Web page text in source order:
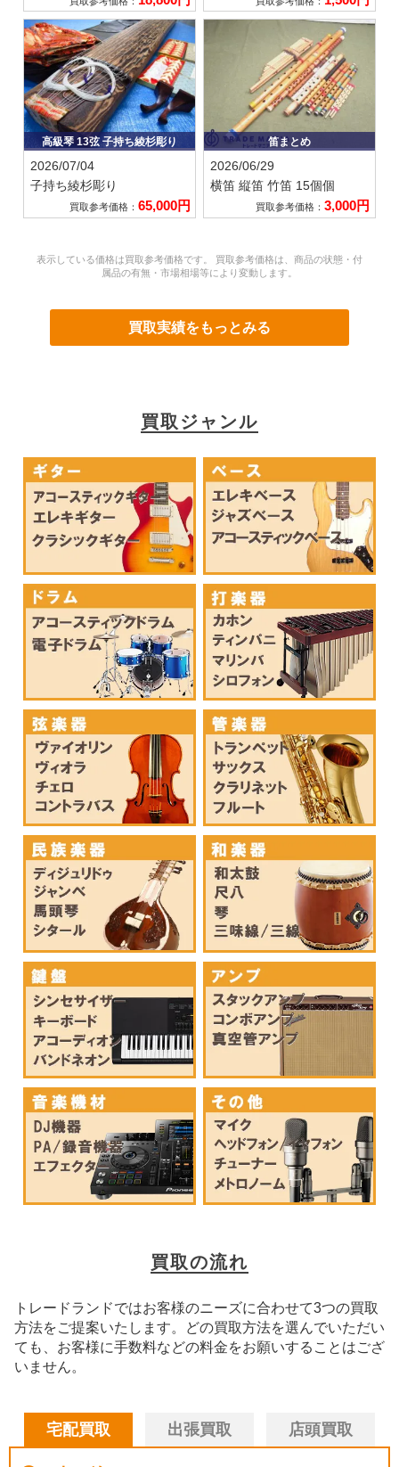
高級琴 13弦 子持ち綾杉彫り
2026/07/04
子持ち綾杉彫り
買取参考価格： 65,000円
笛まとめ
2026/06/29
横笛 縦笛 竹笛 15個個
買取参考価格：3,000円
表示している価格は買取参考価格です。 買取参考価格は、商品の状態・付
属品の有無・市場相場等により変動します。
買取実績をもっとみる
買取ジャンル
買取の流れ
トレードランドではお客様のニーズに合わせて3つの買取
方法をご提案いたします。
どの買取方法を選んでいただい
ても、お客様に手数料などの料金をお願いすることはござ
いません。
宅配買取 出張買取 店頭買取